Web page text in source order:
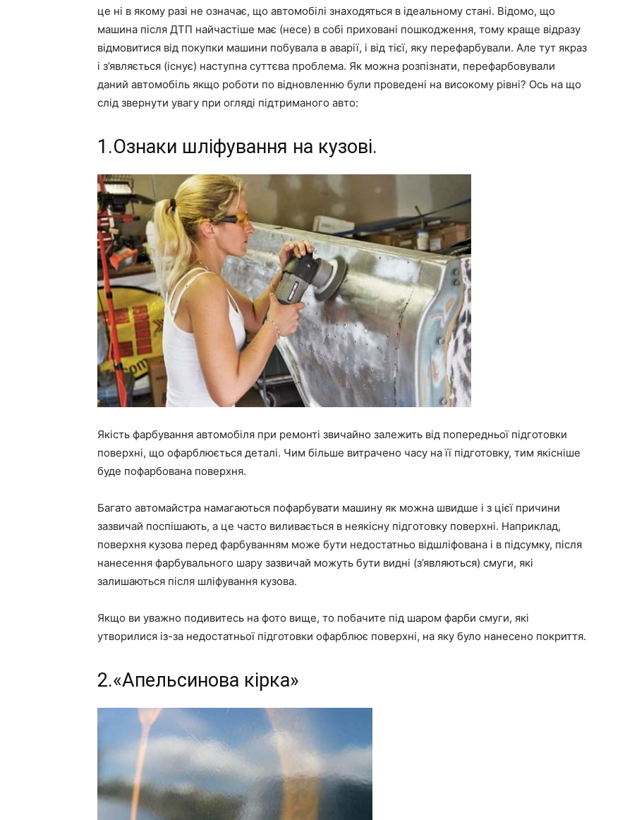
це ні в якому разі не означає, що автомобілі знаходяться в ідеальному стані. Відомо, що
машина після ДТП найчастіше має (несе) в собі приховані пошкодження, тому краще відразу
відмовитися від покупки машини побувала в аварії, і від тієї, яку перефарбували. Але тут якраз
і з’являється (існує) наступна суттєва проблема. Як можна розпізнати, перефарбовували
даний автомобіль якщо роботи по відновленню були проведені на високому рівні? Ось на що
слід звернути увагу при огляді підтриманого авто:
1 .Ознаки шліфування на кузові.
Якість фарбування автомобіля при ремонті звичайно залежить від попередньої підготовки
поверхні, що офарблюється деталі. Чим більше витрачено часу на її підготовку, тим якісніше
буде пофарбована поверхня.
Багато автомайстра намагаються пофарбувати машину як можна швидше і з цієї причини
зазвичай поспішають, а це часто виливається в неякісну підготовку поверхні. Наприклад,
поверхня кузова перед фарбуванням може бути недостатньо відшліфована і в підсумку, після
нанесення фарбувального шару зазвичай можуть бути видні (з’являються) смуги, які
залишаються після шліфування кузова.
Якщо ви уважно подивитесь на фото вище, то побачите під шаром фарби смуги, які
утворилися із-за недостатньої підготовки офарблює поверхні, на яку було нанесено покриття.
2.«Апельсинова кірка»